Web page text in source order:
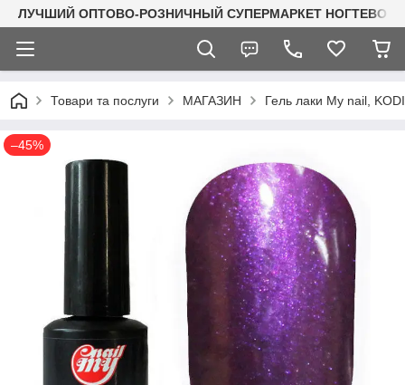
ЛУЧШИЙ ОПТОВО-РОЗНИЧНЫЙ СУПЕРМАРКЕТ
Товари та послуги МАГАЗИН Гель лаки My nail,
–45%